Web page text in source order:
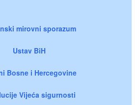
mirovni sporazum
Ustav BiH
Bosne i Hercegovine
Vijeća sigurnosti